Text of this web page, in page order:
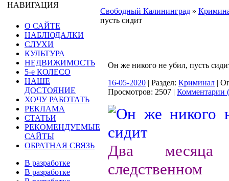
НАВИГАЦИЯ
О САЙТЕ
НАБЛЮДАЛКИ
СЛУХИ
КУЛЬТУРА
НЕДВИЖИМОСТЬ
5-е КОЛЕСО
НАШЕ
ДОСТОЯНИЕ
ХОЧУ РАБОТАТЬ
РЕКЛАМА
СТАТЬИ
РЕКОМЕНДУЕМЫЕ
САЙТЫ
ОБРАТНАЯ СВЯЗЬ
В разработке
В разработке
Свободный Калининград »
пусть сидит
Он же никого не убил, пусть
16-05-2020 | Раздел: Криминал |
Просмотров: 2507 | Комментарии
Два